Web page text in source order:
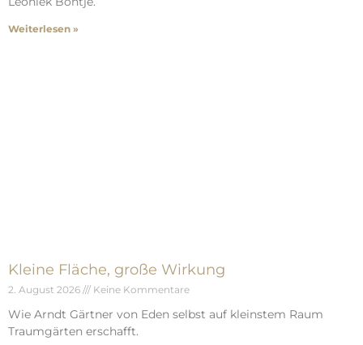
Leoniek Bontje.
Weiterlesen »
Kleine Fläche, große Wirkung
2. August 2026 Keine Kommentare
Wie Arndt Gärtner von Eden selbst auf kleinstem Raum
Traumgärten erschafft.